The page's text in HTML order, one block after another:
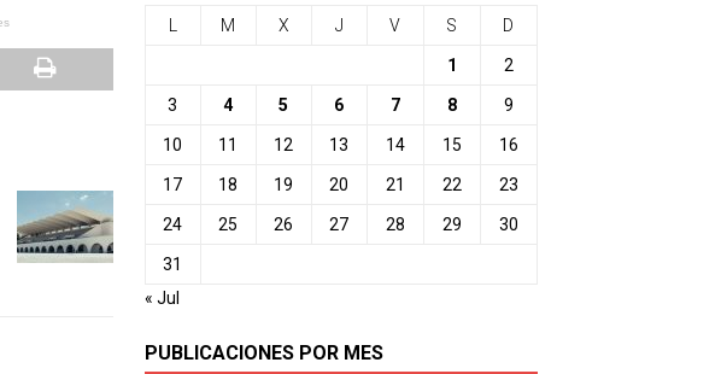
L M X J V S D
1 2
3 4 5 6 7 8 9
10 11 12 13 14 15 16
17 18 19 20 21 22 23
24 25 26 27 28 29 30
31
« Jul
PUBLICACIONES POR MES